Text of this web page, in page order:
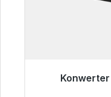
Gotowy do